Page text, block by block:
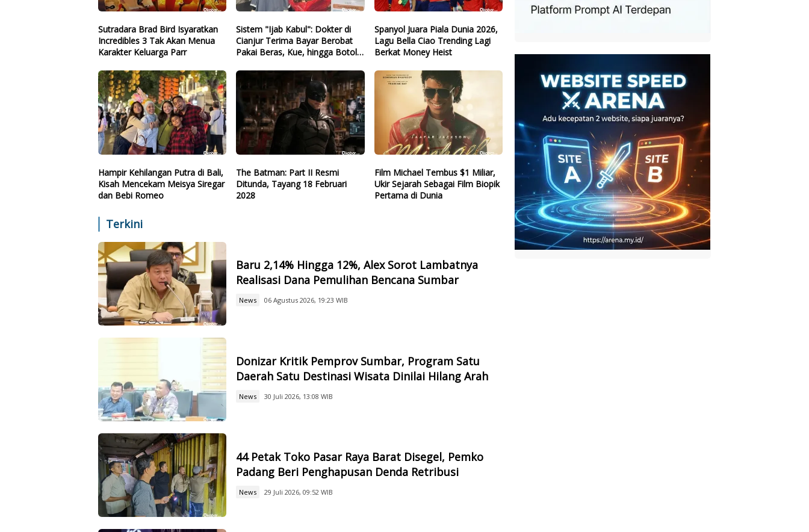
Sutradara Brad Bird Isyaratkan
Incredibles 3 Tak Akan Menua
Karakter Keluarga Parr
Sistem "Ijab Kabul": Dokter di
Cianjur Terima Bayar Berobat
Pakai Beras, Kue, hingga Botol
Spanyol Juara Piala Dunia 2026,
Lagu Bella Ciao Trending Lagi
Berkat Money Heist
Hampir Kehilangan Putra di Bali,
Kisah Mencekam Meisya Siregar
dan Bebi Romeo
The Batman: Part II Resmi
Ditunda, Tayang 18 Februari
2028
Film Michael Tembus $1 Miliar,
Ukir Sejarah Sebagai Film Biopik
Pertama di Dunia
Terkini
Baru 2,14% Hingga 12%, Alex Sorot Lambatnya
Realisasi Dana Pemulihan Bencana Sumbar
News 06 Agustus 2026, 19:23 WIB
Donizar Kritik Pemprov Sumbar, Program Satu
Daerah Satu Destinasi Wisata Dinilai Hilang Arah
News 30 Juli 2026, 13:08 WIB
44 Petak Toko Pasar Raya Barat Disegel, Pemko
Padang Beri Penghapusan Denda Retribusi
News 29 Juli 2026, 09:52 WIB